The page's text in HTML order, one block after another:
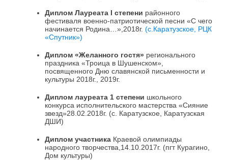
Диплом Лауреата I степени районного
фестиваля военно-патриотической песни «С чего
начинается Родина…»,2018г. (с.Каратузское, РЦК
«Спутник»)
Диплом «Желанного гостя» регионального
праздника «Троица в Шушенском»,
посвященного Дню славянской письменности и
культуры 2018г., 2019г.
Диплом лауреата 1 степени школьного
конкурса исполнительского мастерства «Сияние
звезд»28.02.2018г. (с. Каратузское, Каратузская
ДШИ)
Диплом участника Краевой олимпиады
народного творчества,14.10.2017г. (пгт Курагино,
Дом культуры)